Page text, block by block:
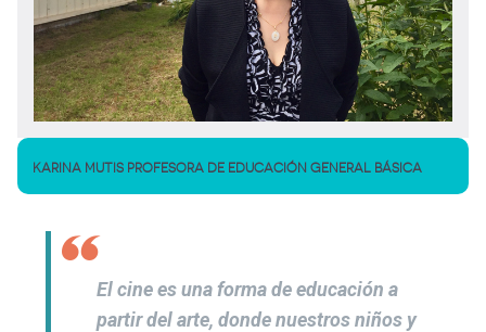
KARINA MUTIS PROFESORA DE EDUCACIÓN GENERAL BÁSICA
El cine es una forma de educación a
partir del arte, donde nuestros niños y